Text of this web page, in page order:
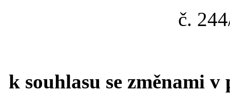
č.
k souhlasu se změnami